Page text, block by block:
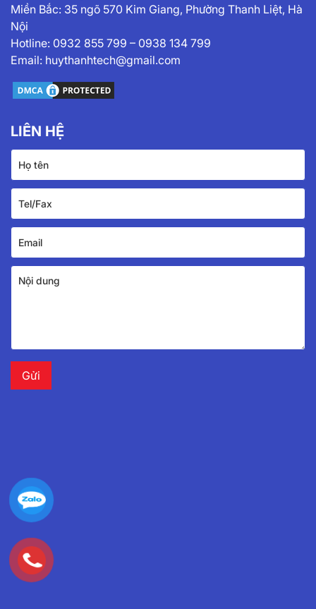
Miền Bắc: 35 ngõ 570 Kim Giang, Phường Thanh Liệt, Hà
Nội
Hotline: 0932 855 799 – 0938 134 799
Email: huythanhtech@gmail.com
LIÊN HỆ